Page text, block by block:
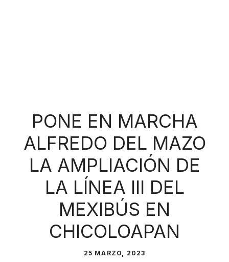
PONE EN MARCHA
ALFREDO DEL MAZO
LA AMPLIACIÓN DE
LA LÍNEA III DEL
MEXIBÚS EN
CHICOLOAPAN
25 MARZO, 2023